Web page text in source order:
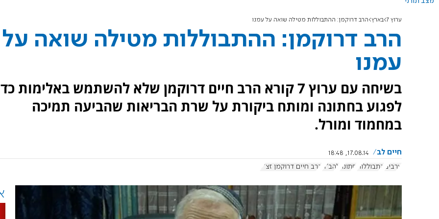
ערוץ 7 בארץ הרב דרוקמן: ההתבוללות מטילה שואה על עמנו
הרב דרוקמן: ההתבוללות מטילה שואה על
עמנו
בשיחה עם ערוץ 7 קורא הרב חיים דרוקמן שלא להשתמש באלימות
לפגוע בחתונה ומותח ביקורת על שרת הבריאות שהביעה תמיכה
במחמוד ומורל.
חיים לב
17.08.14, 18:48
ערבים התבוללות חתונה להב"ה הרב חיים דרוקמן זצ"ל